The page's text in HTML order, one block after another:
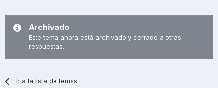
Archivado
Este tema ahora está archivado y cerrado a otras
respuestas.
Ir a la lista de temas